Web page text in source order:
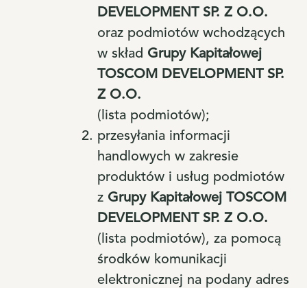
DEVELOPMENT SP. Z O.O.
oraz podmiotów wchodzących
w skład Grupy Kapitałowej
TOSCOM DEVELOPMENT SP.
Z O.O.
(lista podmiotów);
przesyłania informacji
handlowych w zakresie
produktów i usług podmiotów
z Grupy Kapitałowej TOSCOM
DEVELOPMENT SP. Z O.O.
(lista podmiotów), za pomocą
środków komunikacji
elektronicznej na podany adres